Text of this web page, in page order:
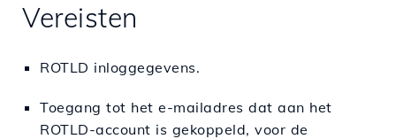
Vereisten
ROTLD inloggegevens.
Toegang tot het e-mailadres dat aan het
ROTLD-account is gekoppeld, voor de